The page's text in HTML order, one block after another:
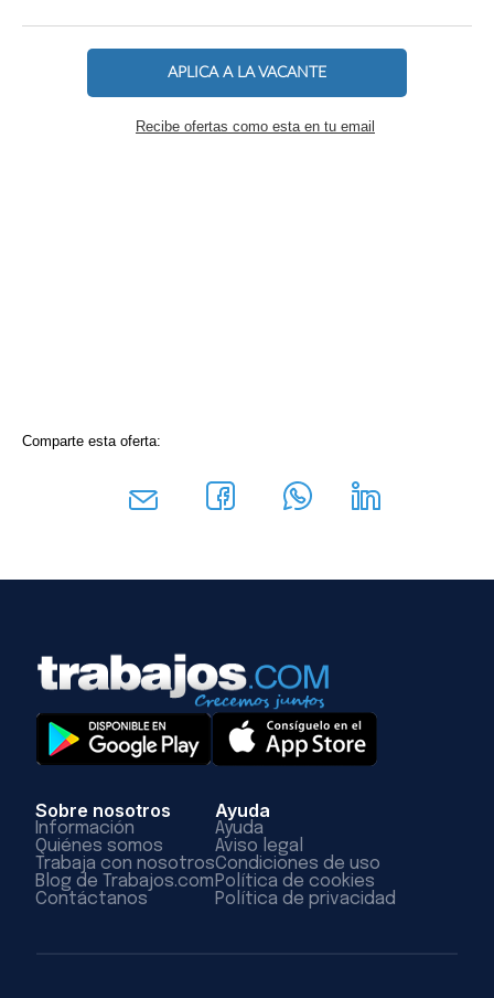
APLICA A LA VACANTE
Recibe ofertas como esta en tu email
Comparte esta oferta:
Sobre nosotros
Información
Quiénes somos
Trabaja con nosotros
Blog de Trabajos.com
Contáctanos
Ayuda
Ayuda
Aviso legal
Condiciones de uso
Política de cookies
Política de privacidad